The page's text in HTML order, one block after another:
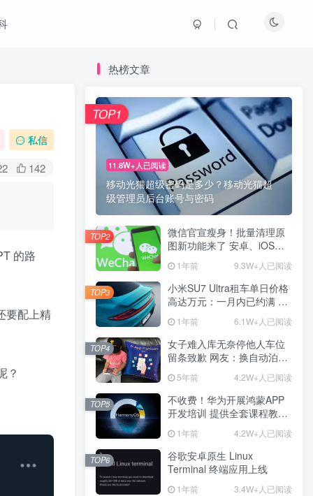
私信
142
的路
要配上精
？
热榜文章
11.8W+人已阅读
移动光猫超级密码是多少？移动光猫超
级管理员后台账号与密码
TOP1
微信官宣瘦身！批量清理原
图新功能来了 安卓、iOS均
1年前 9.3W+人已阅读
TOP2
小米SU7 Ultra租车单日价格
高达万元：一月内已约满 预
1年前 6.1W+人已阅读
TOP3
女子难入库无奈停他人车位
留条致歉 网友：换自动泊车
5年前 4.2W+人已阅读
TOP4
不收费！华为开展鸿蒙APP
开发培训 提供全套课程教学
1年前 4.2W+人已阅读
TOP5
谷歌安卓原生 Linux
Terminal 终端应用上线
1年前 3.4W+人已阅读
TOP6